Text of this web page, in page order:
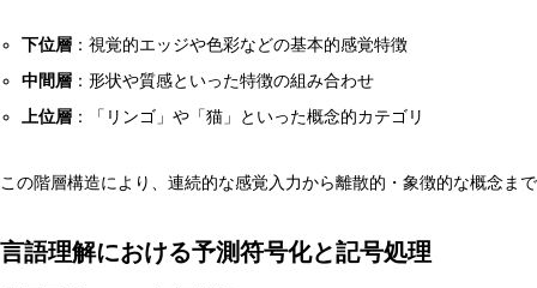
下位層 ：視覚的エッジや色彩などの基本的感覚特徴
中間層 ：形状や質感といった特徴の組み合わせ
上位層 ：「リンゴ」や「猫」といった概念的カテゴリ
この階層構造により、連続的な感覚入力から離散的・象徴的な概念ま
言語理解における予測符号化と記号処理